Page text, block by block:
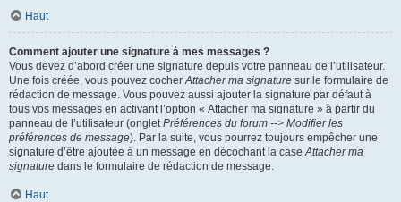
Haut
Comment ajouter une signature à mes messages ?
Vous devez d’abord créer une signature depuis votre panneau de l’utilisateur.
Une fois créée, vous pouvez cocherAttacher ma signature sur le formulaire de
rédaction de message. Vous pouvez aussi ajouter la signature par défaut à
tous vos messages en activant l’option « Attacher ma signature » à partir du
panneau de l’utilisateur (ongletPréférences du forum --> Modifier les
préférences de message). Par la suite, vous pourrez toujours empêcher une
signature d’être ajoutée à un message en décochant la caseAttacher ma
signature dans le formulaire de rédaction de message.
Haut